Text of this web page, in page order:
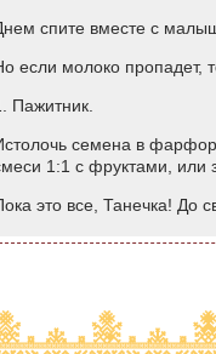
спите вместе с
если молоко пропадет,
Пажитник.
семена в
1:1 с фруктами, или
это все, Танечка! До